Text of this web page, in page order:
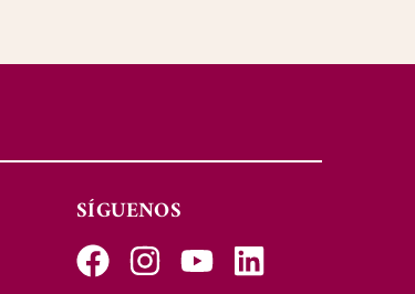
SÍGUENOS